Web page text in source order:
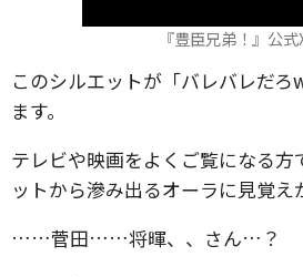
『豊臣兄弟！』公式
このシルエットが「バレバレだ
ます。
テレビや映画をよくご覧になる
ットから滲み出るオーラに見覚え
……菅田……将暉、、さん…？